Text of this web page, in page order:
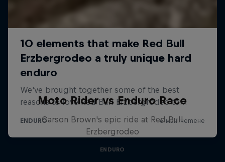
Moto Rider vs Enduro Race
Carson Brown's epic ride at Red Bull
Erzbergrodeo
ENDURO